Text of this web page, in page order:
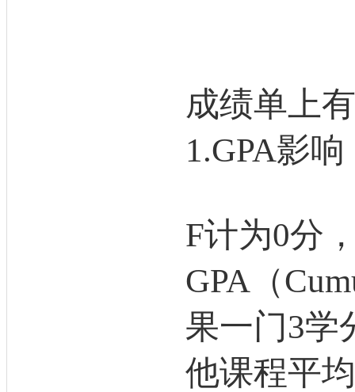
成绩单上
1.GPA影响
F计为0分
GPA（
果一门3学
他课程平